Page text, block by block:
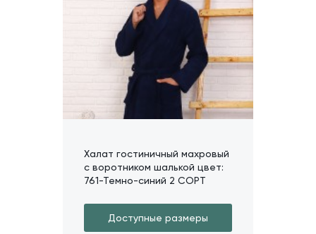
Халат гостиничный махровый
с воротником шалькой цвет:
761-Темно-синий 2 СОРТ
Доступные размеры